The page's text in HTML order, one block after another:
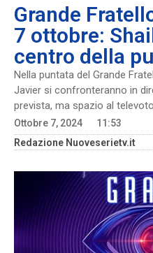
Grande
7 ottobre:
centro della
Nella puntata del Grande
Javier si confronteranno in
prevista, ma spazio al
Ottobre 7, 2024
11:53
Redazione Nuoveserietv.it